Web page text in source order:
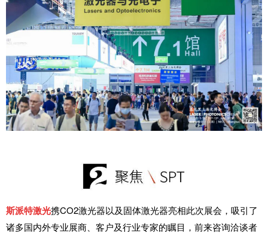
斯派特激光携CO2激光器以及固体激光器亮相此次展会，吸引了
诸多国内外专业展商、客户及行业专家的瞩目，前来咨询洽谈者